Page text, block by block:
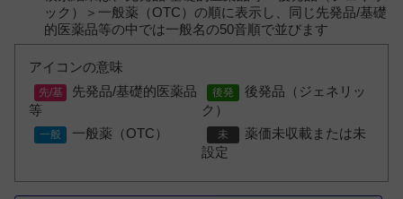
ック）＞一般薬（OTC）の順に表示し、同じ先発品/基礎
的医薬品等の中では一般名の50音順で並びます
アイコンの意味
先発品/基礎的医薬品
等
後発品（ジェネリッ
ク）
一般薬（OTC）
薬価未収載または未
設定